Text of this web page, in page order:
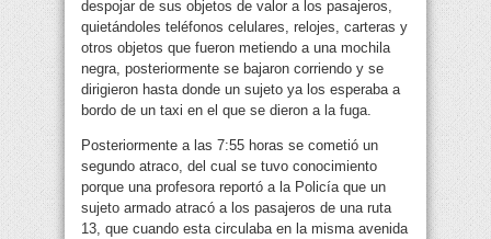
despojar de sus objetos de valor a los pasajeros,
quietándoles teléfonos celulares, relojes, carteras y
otros objetos que fueron metiendo a una mochila
negra, posteriormente se bajaron corriendo y se
dirigieron hasta donde un sujeto ya los esperaba a
bordo de un taxi en el que se dieron a la fuga.
Posteriormente a las 7:55 horas se cometió un
segundo atraco, del cual se tuvo conocimiento
porque una profesora reportó a la Policía que un
sujeto armado atracó a los pasajeros de una ruta
13, que cuando esta circulaba en la misma avenida